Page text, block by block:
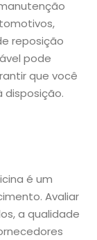
reposição
pode
que você
disposição.
é um
Avaliar
a qualidade